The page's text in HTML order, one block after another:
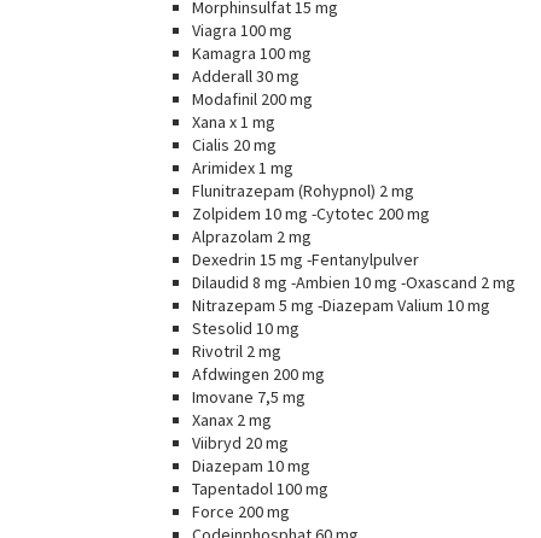
Morphinsulfat 15 mg
Viagra 100 mg
Kamagra 100 mg
Adderall 30 mg
Modafinil 200 mg
Xana x 1 mg
Cialis 20 mg
Arimidex 1 mg
Flunitrazepam (Rohypnol) 2 mg
Zolpidem 10 mg -Cytotec 200 mg
Alprazolam 2 mg
Dexedrin 15 mg -Fentanylpulver
Dilaudid 8 mg -Ambien 10 mg -Oxascand 2 mg
Nitrazepam 5 mg -Diazepam Valium 10 mg
Stesolid 10 mg
Rivotril 2 mg
Afdwingen 200 mg
Imovane 7,5 mg
Xanax 2 mg
Viibryd 20 mg
Diazepam 10 mg
Tapentadol 100 mg
Force 200 mg